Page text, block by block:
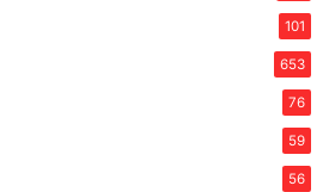
101
653
76
59
56